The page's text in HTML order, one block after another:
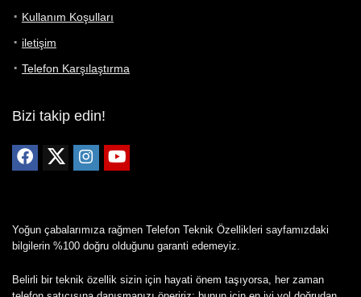
Kullanım Koşulları
iletişim
Telefon Karşılaştırma
Bizi takip edin!
Yoğun çabalarımıza rağmen Telefon Teknik Özellikleri sayfamızdaki
bilgilerin %100 doğru olduğunu garanti edemeyiz.
Belirli bir teknik özellik sizin için hayati önem taşıyorsa, her zaman